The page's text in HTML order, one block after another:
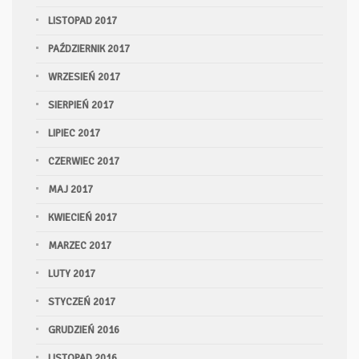
LISTOPAD 2017
PAŹDZIERNIK 2017
WRZESIEŃ 2017
SIERPIEŃ 2017
LIPIEC 2017
CZERWIEC 2017
MAJ 2017
KWIECIEŃ 2017
MARZEC 2017
LUTY 2017
STYCZEŃ 2017
GRUDZIEŃ 2016